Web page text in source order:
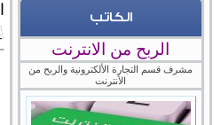
الكاتب
الربح من الانترنت
مشرف قسم التجارة الألكترونية والربح من
الأنترنت